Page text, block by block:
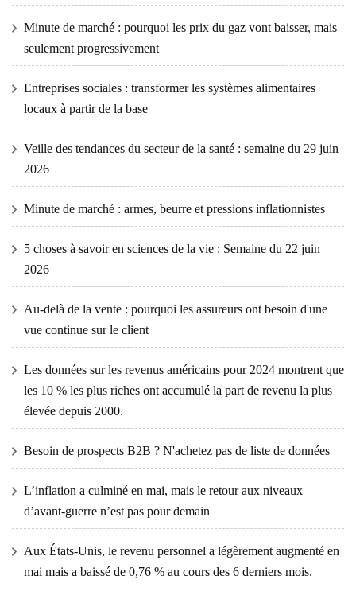
Minute de marché : pourquoi les prix du gaz vont baisser, mais
seulement progressivement
Entreprises sociales : transformer les systèmes alimentaires
locaux à partir de la base
Veille des tendances du secteur de la santé : semaine du 29 juin
2026
Minute de marché : armes, beurre et pressions inflationnistes
5 choses à savoir en sciences de la vie : Semaine du 22 juin
2026
Au-delà de la vente : pourquoi les assureurs ont besoin d'une
vue continue sur le client
Les données sur les revenus américains pour 2024 montrent que
les 10 % les plus riches ont accumulé la part de revenu la plus
élevée depuis 2000.
Besoin de prospects B2B ? N'achetez pas de liste de données
L’inflation a culminé en mai, mais le retour aux niveaux
d’avant-guerre n’est pas pour demain
Aux États-Unis, le revenu personnel a légèrement augmenté en
mai mais a baissé de 0,76 % au cours des 6 derniers mois.